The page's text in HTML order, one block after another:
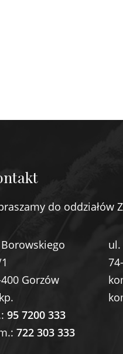
do oddziałów
Gorzów
95 7200 333
722 303 333
ul.